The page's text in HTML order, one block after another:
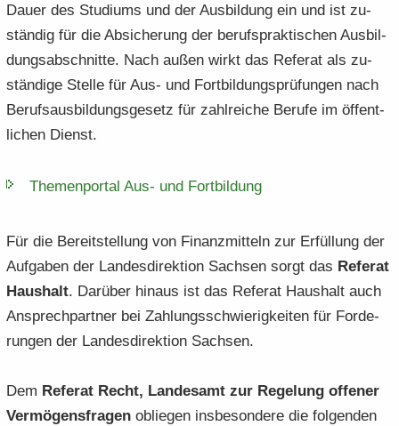
Dauer des Stu­di­ums und der Aus­bil­dung ein und ist zu­
stän­dig für die Ab­si­che­rung der be­rufs­prak­ti­schen Aus­bil­
dungs­ab­schnit­te. Nach außen wirkt das Re­fe­rat als zu­
stän­di­ge Stel­le für Aus- und Fort­bil­dungs­prü­fun­gen nach
Be­rufs­aus­bil­dungs­ge­setz für zahl­rei­che Be­ru­fe im öf­fent­
li­chen Dienst.
The­men­por­tal Aus-​ und Fort­bil­dung
Für die Be­reit­stel­lung von Fi­nanz­mit­teln zur Er­fül­lung der
Auf­ga­ben der Lan­des­di­rek­ti­on Sach­sen sorgt das Re­fe­rat
Haus­halt. Dar­über hin­aus ist das Re­fe­rat Haus­halt auch
An­sprech­part­ner bei Zah­lungs­schwie­rig­kei­ten für For­de­
run­gen der Lan­des­di­rek­ti­on Sach­sen.
Dem Re­fe­rat Recht, Lan­des­amt zur Re­ge­lung of­fe­ner
Ver­mö­gens­fra­gen ob­lie­gen ins­be­son­de­re die fol­gen­den